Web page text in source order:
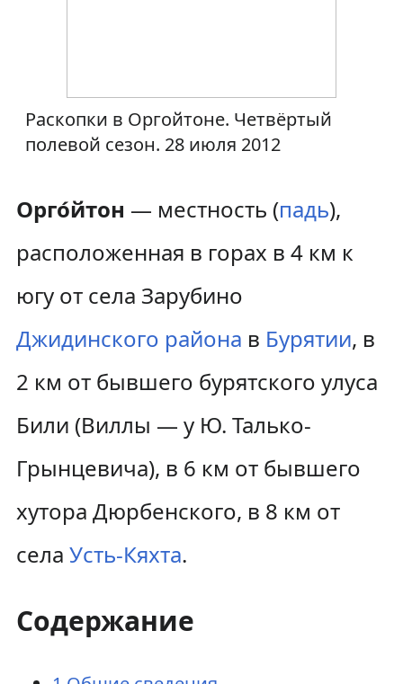
и
а
ц
у
Раскопки в Оргойтоне. Четвёртый
полевой сезон. 28 июля 2012
Орго́йтон — местность (падь),
расположенная в горах в 4 км к
югу от села Зарубино
Джидинского района в Бурятии, в
2 км от бывшего бурятского улуса
Били (Виллы — у Ю. Талько-
Грынцевича), в 6 км от бывшего
хутора Дюрбенского, в 8 км от
села Усть-Кяхта.
Содержание